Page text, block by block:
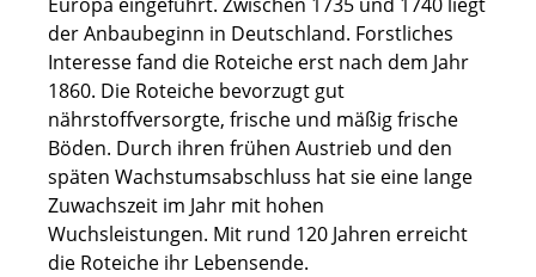
der Anbaubeginn in Deutschland. Forstliches
Interesse fand die Roteiche erst nach dem Jahr
1860. Die Roteiche bevorzugt gut
nährstoffversorgte, frische und mäßig frische
Böden. Durch ihren frühen Austrieb und den
späten Wachstumsabschluss hat sie eine lange
Zuwachszeit im Jahr mit hohen
Wuchsleistungen. Mit rund 120 Jahren erreicht
die Roteiche ihr Lebensende.